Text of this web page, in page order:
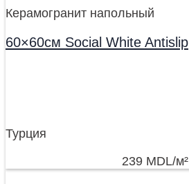
Керамогранит напольный
60×60см Social White Antislip
Турция
239 MDL/м²